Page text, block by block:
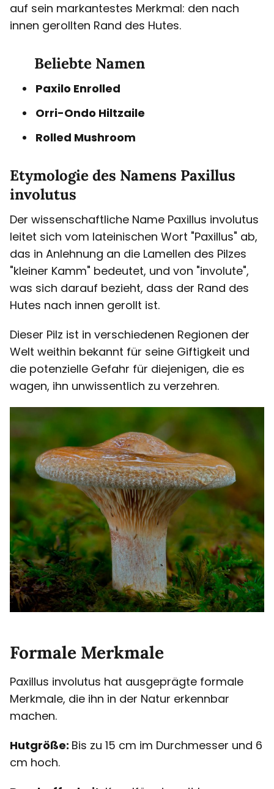
auf sein markantestes Merkmal: den nach
innen gerollten Rand des Hutes.
Beliebte Namen
Paxilo Enrolled
Orri-Ondo Hiltzaile
Rolled Mushroom
Etymologie des Namens Paxillus
involutus
Der wissenschaftliche Name Paxillus involutus
leitet sich vom lateinischen Wort "Paxillus" ab,
das in Anlehnung an die Lamellen des Pilzes
"kleiner Kamm" bedeutet, und von "involute",
was sich darauf bezieht, dass der Rand des
Hutes nach innen gerollt ist.
Dieser Pilz ist in verschiedenen Regionen der
Welt weithin bekannt für seine Giftigkeit und
die potenzielle Gefahr für diejenigen, die es
wagen, ihn unwissentlich zu verzehren.
Formale Merkmale
Paxillus involutus hat ausgeprägte formale
Merkmale, die ihn in der Natur erkennbar
machen.
Hutgröße: Bis zu 15 cm im Durchmesser und 6
cm hoch.